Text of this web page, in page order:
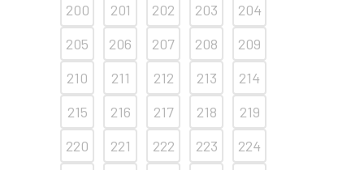
200
201 202 203
204
205
206 207 208
209
210
211 212 213
214
215
216 217 218
219
220
221 222 223
224